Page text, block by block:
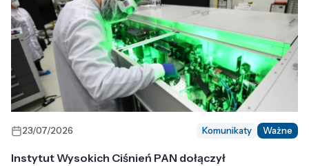
23/07/2026 Komunikaty Ważne
Instytut Wysokich Ciśnień PAN dołączył